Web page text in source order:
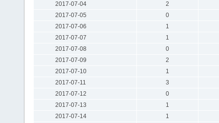
2017-07-04
2
2017-07-05
0
2017-07-06
1
2017-07-07
1
2017-07-08
0
2017-07-09
2
2017-07-10
1
2017-07-11
3
2017-07-12
0
2017-07-13
1
2017-07-14
1